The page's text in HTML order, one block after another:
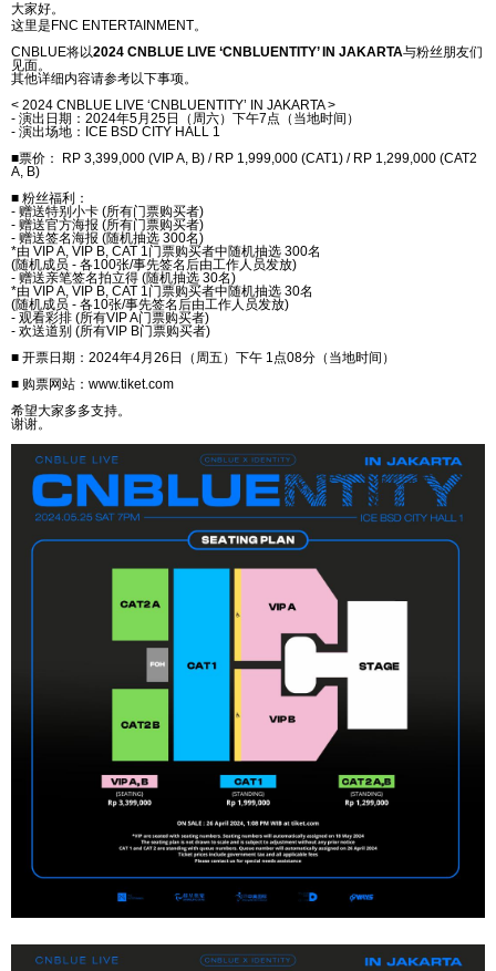
大家好。
这里是 FNC ENTERTAINMENT。
CNBLUE将以2024 CNBLUE LIVE ‘CNBLUENTITY’ IN JAKARTA与粉丝朋友们
见面。
其他详细内容请参考以下事项。
< 2024 CNBLUE LIVE ‘CNBLUENTITY’ IN JAKARTA >
- 演出日期： 2024年5月 25日（周六）下午7点（ 当地时间 ）
- 演出场地： ICE BSD CITY HALL 1
■票价：
RP 3,399,000 (VIP A, B) / RP 1,999,000 (CAT1) / RP 1,299,000 (CAT2
A, B)
■ 粉丝福利：
- 赠送特别 小卡 (所有门票购买者)
- 赠送官方海报 (所有门票购买者)
- 赠送签名海报 (随机抽选 300名)
*由 VIP A, VIP B, CAT 1门票购买者中随机抽选 300名
(随机成员 - 各100张/事先签名后由工作人 员发放)
- 赠送亲笔签名拍立得 (随机抽选 30名)
*由 VIP A, VIP B, CAT 1门票购买者中随机抽选 30名
(随机成员 - 各10张/事先签名后由工作人 员发放)
- 观看彩排 (所有VIP A门票购买者)
- 欢送道别 (所有VIP B门票购买者)
■ 开票日期： 2024年4月 26 日（周五）下午 1点08分（ 当地时间 ）
■ 购票网站： www.tiket.com
希望大家多多支持。
谢谢。